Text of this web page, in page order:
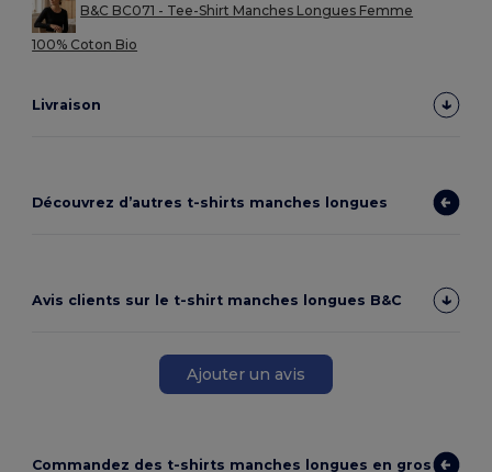
B&C BC071 - Tee-Shirt Manches Longues Femme
100% Coton Bio
Livraison
Découvrez d’autres t-shirts manches longues
Avis clients sur le t-shirt manches longues B&C
Ajouter un avis
Commandez des t-shirts manches longues en gros